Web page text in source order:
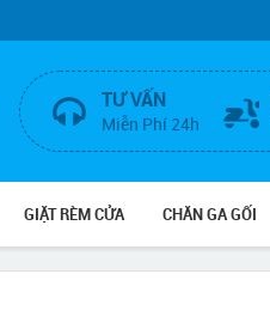
TƯ VẤN
Miễn Phí 24h
GIẶT RÈM CỬA CHĂN GA GỐI